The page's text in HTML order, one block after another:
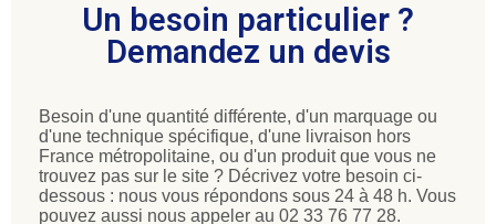
Un besoin particulier ?
Demandez un devis
Besoin d'une quantité différente, d'un marquage ou
d'une technique spécifique, d'une livraison hors
France métropolitaine, ou d'un produit que vous ne
trouvez pas sur le site ? Décrivez votre besoin ci-
dessous : nous vous répondons sous 24 à 48 h. Vous
pouvez aussi nous appeler au 02 33 76 77 28.